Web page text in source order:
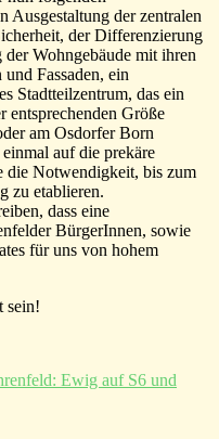
der zentralen
der Differenzierung
Wohngebäude mit ihren
Fassaden, ein
Stadtteilzentrum, das ein
Größe
am Osdorfer Born
auf die prekäre
die Notwendigkeit, bis zum
zu etablieren.
dass eine
BürgerInnen, sowie
für uns von hohem
sein!
Ewig auf S6 und